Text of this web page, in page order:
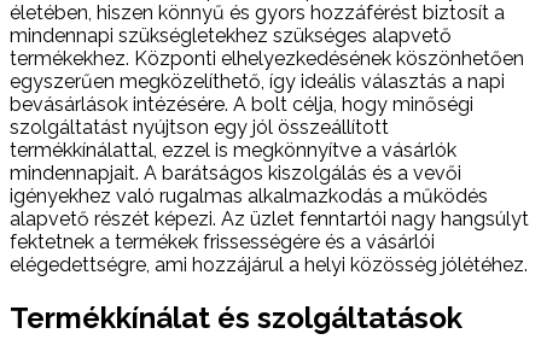
életében, hiszen könnyű és gyors hozzáférést biztosít a
mindennapi szükségletekhez szükséges alapvető
termékekhez. Központi elhelyezkedésének köszönhetően
egyszerűen megközelíthető, így ideális választás a napi
bevásárlások intézésére. A bolt célja, hogy minőségi
szolgáltatást nyújtson egy jól összeállított
termékkínálattal, ezzel is megkönnyítve a vásárlók
mindennapjait. A barátságos kiszolgálás és a vevői
igényekhez való rugalmas alkalmazkodás a működés
alapvető részét képezi. Az üzlet fenntartói nagy hangsúlyt
fektetnek a termékek frissességére és a vásárlói
elégedettségre, ami hozzájárul a helyi közösség jólétéhez.
Termékkínálat és szolgáltatások